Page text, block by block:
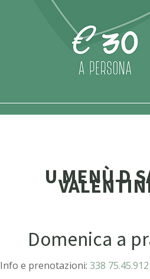
U MENÙ D
Domenica a
Info e prenotazioni: 338 75.45.912